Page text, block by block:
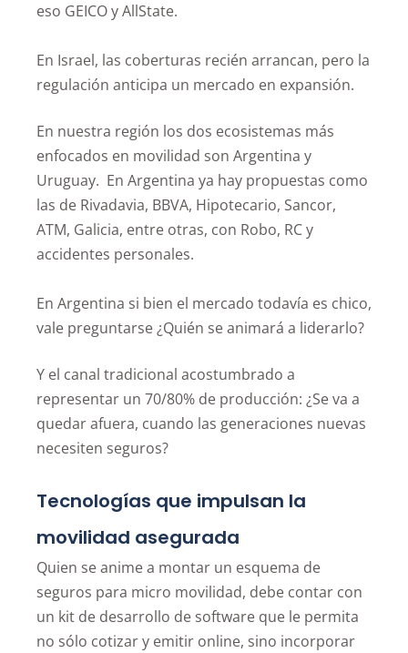
eso GEICO y AllState.
En Israel, las coberturas recién arrancan, pero la
regulación anticipa un mercado en expansión.
En nuestra región los dos ecosistemas más
enfocados en movilidad son Argentina y
Uruguay. En Argentina ya hay propuestas como
las de Rivadavia, BBVA, Hipotecario, Sancor,
ATM, Galicia, entre otras, con Robo, RC y
accidentes personales.
En Argentina si bien el mercado todavía es chico,
vale preguntarse ¿Quién se animará a liderarlo?
Y el canal tradicional acostumbrado a
representar un 70/80% de producción: ¿Se va a
quedar afuera, cuando las generaciones nuevas
necesiten seguros?
Tecnologías que impulsan la
movilidad asegurada
Quien se anime a montar un esquema de
seguros para micro movilidad, debe contar con
un kit de desarrollo de software que le permita
no sólo cotizar y emitir online, sino incorporar